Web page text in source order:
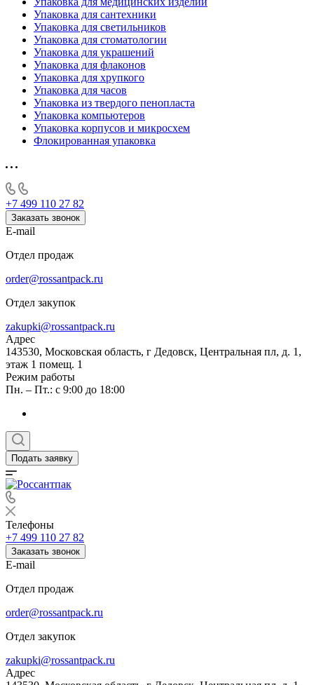
Упаковка для сантехники
Упаковка для светильников
Упаковка для стоматологии
Упаковка для украшений
Упаковка для флаконов
Упаковка для хрупкого
Упаковка для часов
Упаковка из твердого пенопласта
Упаковка компьютеров
Упаковка корпусов и микросхем
Флокированная упаковка
+7 499 110 27 82
Заказать звонок
E-mail
Отдел продаж
order@rossantpack.ru
Отдел закупок
zakupki@rossantpack.ru
Адрес
143530, Московская область, г Дедовск, Центральная пл, д. 1,
этаж 1 помещ. 1
Режим работы
Пн. – Пт.: с 9:00 до 18:00
Подать заявку
Телефоны
+7 499 110 27 82
Заказать звонок
E-mail
Отдел продаж
order@rossantpack.ru
Отдел закупок
zakupki@rossantpack.ru
Адрес